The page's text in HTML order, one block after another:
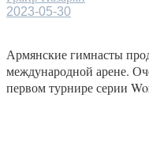
2023-05-30
Армянские гимнасты
международной арене.
первом турнире серии